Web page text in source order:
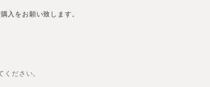
入をお願い致します。
ださい。